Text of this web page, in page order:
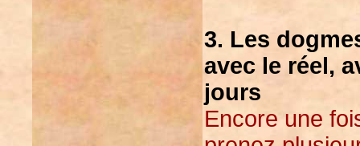
3. Les
avec le réel,
jours
Encore une